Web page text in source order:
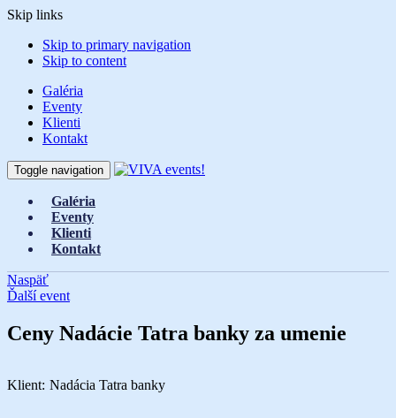
Skip links
Skip to primary navigation
Skip to content
Galéria
Eventy
Klienti
Kontakt
Toggle navigation
Galéria
Eventy
Klienti
Kontakt
Naspäť
Ďalší event
Ceny Nadácie Tatra banky za umenie
Klient: Nadácia Tatra banky